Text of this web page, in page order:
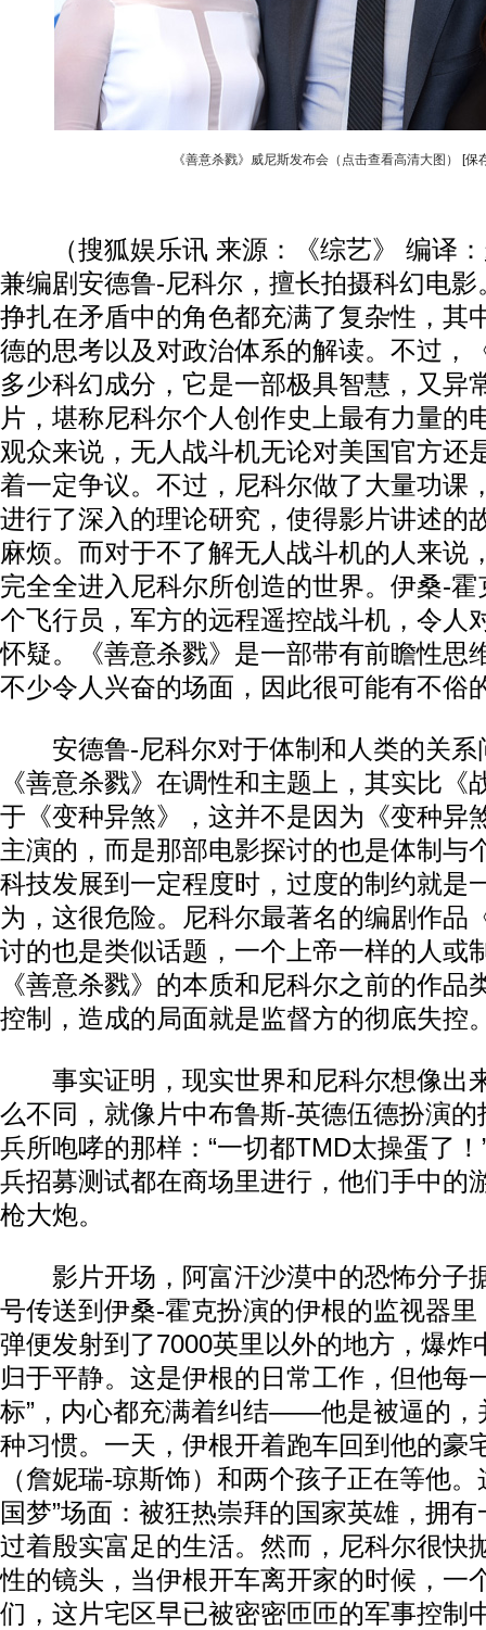
《善意杀戮》威尼斯发布会（点击查看高清大图） [保
（搜狐娱乐讯 来源：《综艺》 编译：
兼编剧安德鲁-尼科尔，擅长拍摄科幻电
挣扎在矛盾中的角色都充满了复杂性，其
德的思考以及对政治体系的解读。不过，
多少科幻成分，它是一部极具智慧，又异
片，堪称尼科尔个人创作史上最有力量的
观众来说，无人战斗机无论对美国官方还
着一定争议。不过，尼科尔做了大量功课
进行了深入的理论研究，使得影片讲述的
麻烦。而对于不了解无人战斗机的人来说
完全全进入尼科尔所创造的世界。伊桑-
个飞行员，军方的远程遥控战斗机，令人
怀疑。《善意杀戮》是一部带有前瞻性思
不少令人兴奋的场面，因此很可能有不俗
安德鲁-尼科尔对于体制和人类的关系
《善意杀戮》在调性和主题上，其实比《
于《变种异煞》，这并不是因为《变种异
主演的，而是那部电影探讨的也是体制与
科技发展到一定程度时，过度的制约就是
为，这很危险。尼科尔最著名的编剧作品
讨的也是类似话题，一个上帝一样的人或
《善意杀戮》的本质和尼科尔之前的作品
控制，造成的局面就是监督方的彻底失控
事实证明，现实世界和尼科尔想像出
么不同，就像片中布鲁斯-英德伍德扮演
兵所咆哮的那样：“一切都TMD太操蛋了
兵招募测试都在商场里进行，他们手中的
枪大炮。
影片开场，阿富汗沙漠中的恐怖分子
号传送到伊桑-霍克扮演的伊根的监视器
弹便发射到了7000英里以外的地方，爆炸
归于平静。这是伊根的日常工作，但他每
标”，内心都充满着纠结——他是被逼的，
种习惯。一天，伊根开着跑车回到他的豪
（詹妮瑞-琼斯饰）和两个孩子正在等他
国梦”场面：被狂热崇拜的国家英雄，拥
过着殷实富足的生活。然而，尼科尔很快
性的镜头，当伊根开车离开家的时候，一
们，这片宅区早已被密密匝匝的军事控制